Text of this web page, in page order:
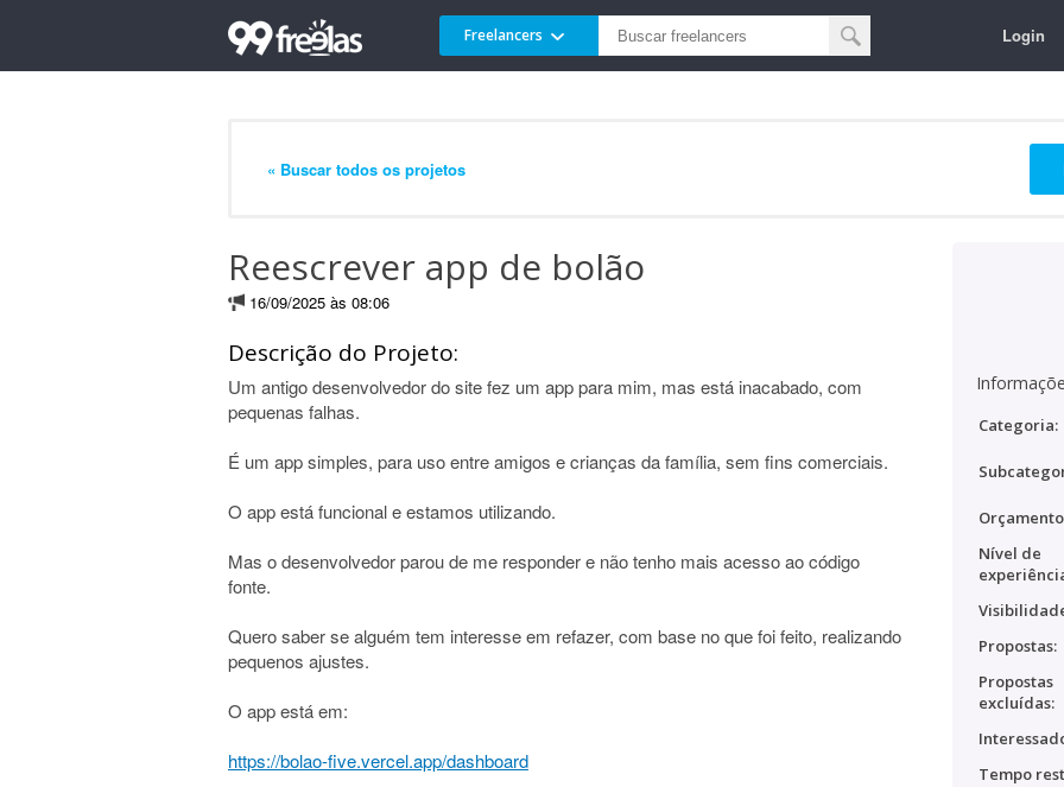
Freelancers Login
« Buscar todos os projetos
Reescrever app de bolão
16/09/2025 às 08:06
Descrição do Projeto:
Um antigo desenvolvedor do site fez um app para mim, mas está inacabado, com
pequenas falhas.
É um app simples, para uso entre amigos e crianças da família, sem fins comerciais.
O app está funcional e estamos utilizando.
Mas o desenvolvedor parou de me responder e não tenho mais acesso ao código
fonte.
Quero saber se alguém tem interesse em refazer, com base no que foi feito, realizando
pequenos ajustes.
O app está em:
https://bolao-five.vercel.app/dashboard
Categoria:
Nível de
Propostas:
Propostas
excluídas:
Tempo